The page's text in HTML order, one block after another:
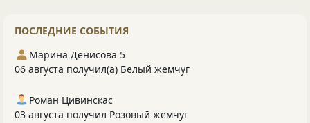
ПОСЛЕДНИЕ СОБЫТИЯ
Марина Денисова 5
06 августа получил(а) Белый жемчуг
Роман Цивинскас
03 августа получил Розовый жемчуг